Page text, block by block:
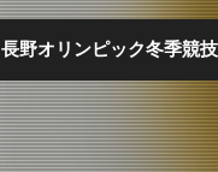
長野オリンピック冬季競